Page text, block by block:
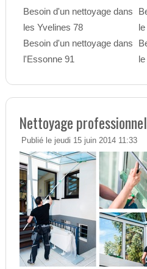
Besoin d'un nettoyage dans
les Yvelines 78
Besoin d'un nettoyage dans
l'Essonne 91
Nettoyage
Publié le jeudi 15 juin 2014 11:33